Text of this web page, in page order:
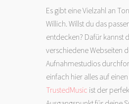
Es gibt eine Vielzahl an
Willich. Willst du das
entdecken? Dafür kannst
verschiedene Webseiten
Aufnahmestudios
einfach hier alles auf
TrustedMusic ist der